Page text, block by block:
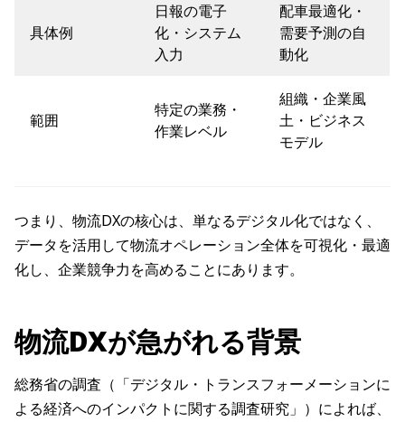
具体例
日報の電子
化・システム
入力
配車最適化・
需要予測の自
動化
範囲
特定の業務・
作業レベル
組織・企業風
土・ビジネス
モデル
つまり、物流DXの核心は、単なるデジタル化ではなく、
データを活用して物流オペレーション全体を可視化・最適
化し、企業競争力を高めることにあります。
物流DXが急がれる背景
総務省の調査（「デジタル・トランスフォーメーションに
よる経済へのインパクトに関する調査研究」）によれば、